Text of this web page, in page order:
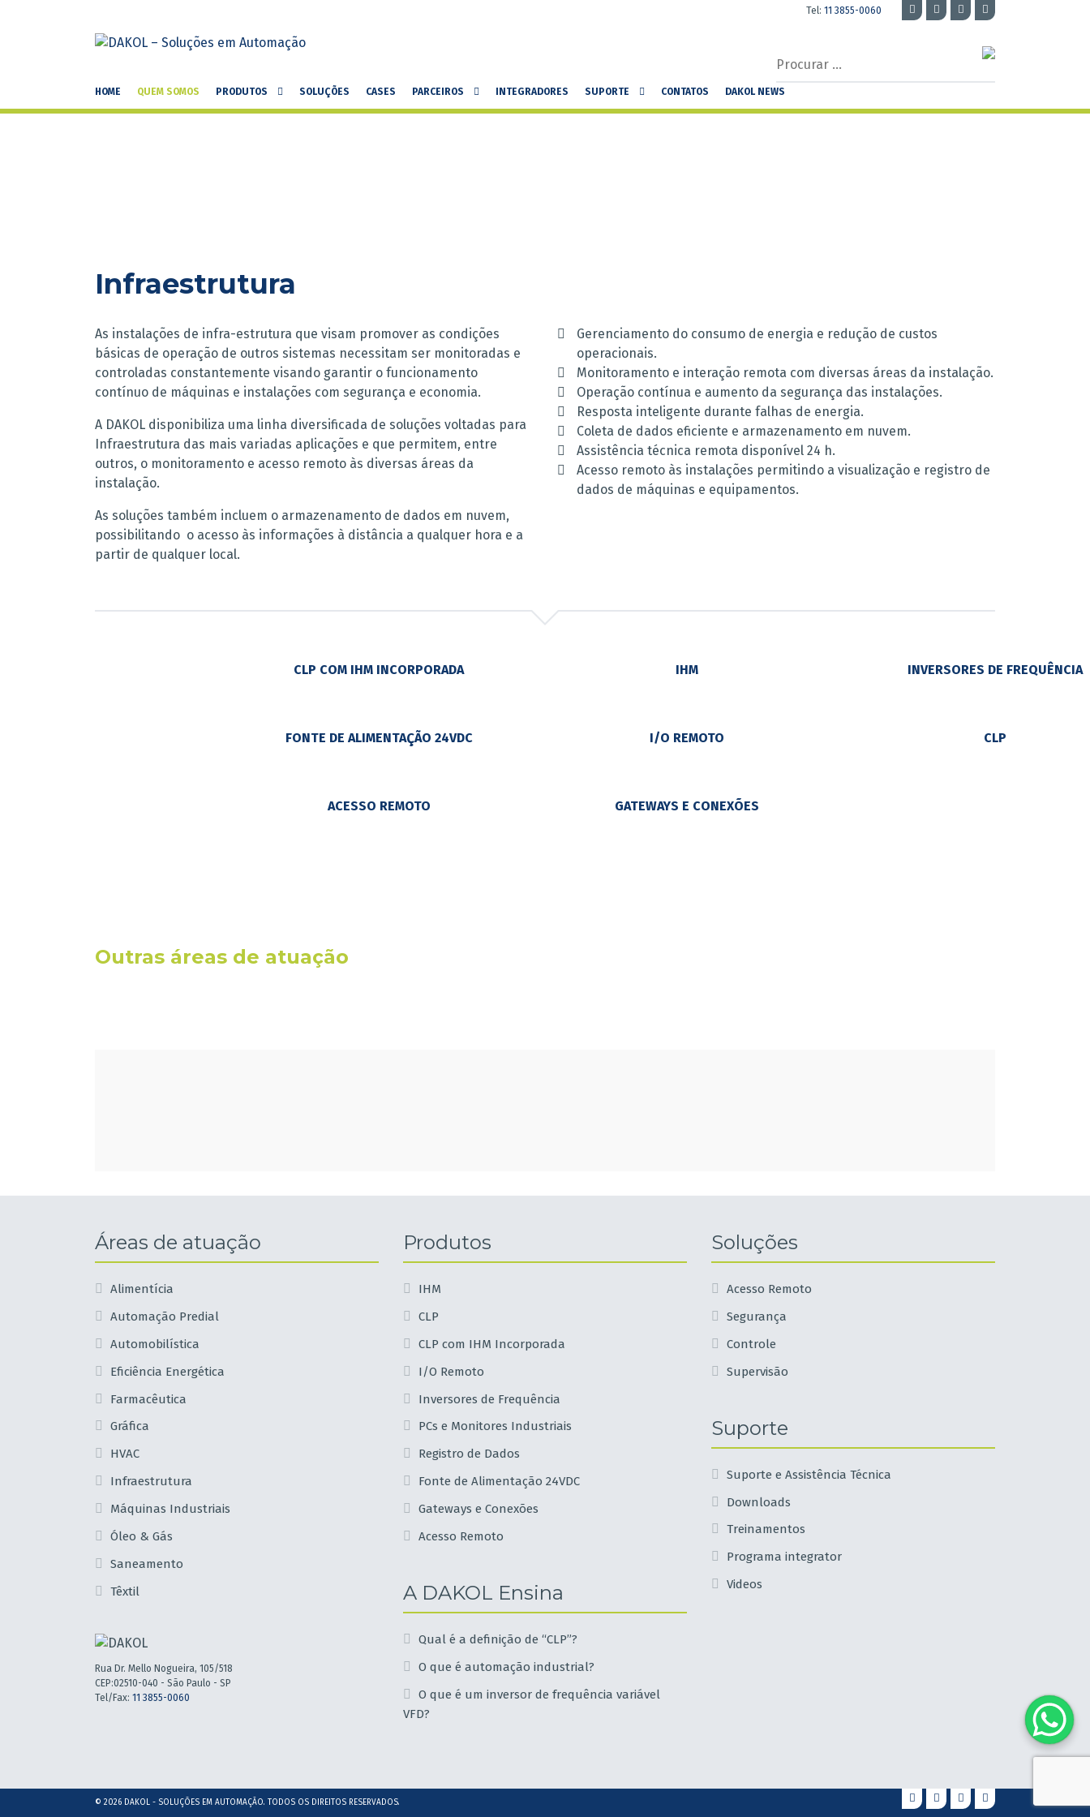
Tel: 11 3855-0060
Procurar
HOME QUEM SOMOS PRODUTOS SOLUÇÕES CASES PARCEIROS INTEGRADORES SUPORTE CONTATOS DAKOL NEWS
Infraestrutura
As instalações de infra-estrutura que visam promover as condições
básicas de operação de outros sistemas necessitam ser monitoradas e
controladas constantemente visando garantir o funcionamento
contínuo de máquinas e instalações com segurança e economia.
A DAKOL disponibiliza uma linha diversificada de soluções voltadas para
Infraestrutura das mais variadas aplicações e que permitem, entre
outros, o monitoramento e acesso remoto às diversas áreas da
instalação.
As soluções também incluem o armazenamento de dados em nuvem,
possibilitando o acesso às informações à distância a qualquer hora e a
partir de qualquer local.
Gerenciamento do consumo de energia e redução de custos
operacionais.
Monitoramento e interação remota com diversas áreas da instalação.
Operação contínua e aumento da segurança das instalações.
Resposta inteligente durante falhas de energia.
Coleta de dados eficiente e armazenamento em nuvem.
Assistência técnica remota disponível 24 h.
Acesso remoto às instalações permitindo a visualização e registro de
dados de máquinas e equipamentos.
CLP COM IHM INCORPORADA IHM INVERSORES DE FREQUÊNCIA
FONTE DE ALIMENTAÇÃO 24VDC I/O REMOTO CLP
ACESSO REMOTO GATEWAYS E CONEXÕES
Outras áreas de atuação
Áreas de atuação
Alimentícia
Automação Predial
Automobilística
Eficiência Energética
Farmacêutica
Gráfica
HVAC
Infraestrutura
Máquinas Industriais
Óleo & Gás
Saneamento
Têxtil
Rua Dr. Mello Nogueira, 105/518
CEP:02510-040 - São Paulo - SP
Tel/Fax: 11 3855-0060
Produtos
IHM
CLP
CLP com IHM Incorporada
I/O Remoto
Inversores de Frequência
PCs e Monitores Industriais
Registro de Dados
Fonte de Alimentação 24VDC
Gateways e Conexões
Acesso Remoto
A DAKOL Ensina
Qual é a definição de “CLP”?
O que é automação industrial?
O que é um inversor de frequência variável
VFD?
Soluções
Acesso Remoto
Segurança
Controle
Supervisão
Suporte
Suporte e Assistência Técnica
Downloads
Treinamentos
Programa integrator
Videos
© 2026 DAKOL - SOLUÇÕES EM AUTOMAÇÃO. TODOS OS DIREITOS RESERVADOS.